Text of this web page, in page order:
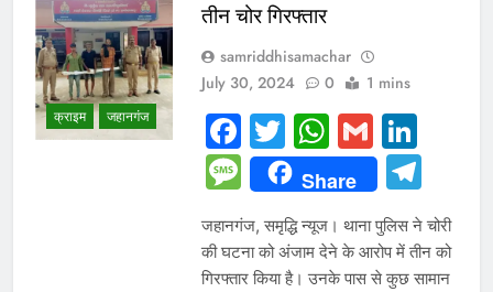
क्राइम जहानगंज
तीन चोर गिरफ्तार
samriddhisamachar
July 30, 2024
0 1 mins
Facebook
TwitterGmail
Message
Share
जहानगंज, समृद्धि न्यूज। थाना पुलिस ने चोरी
की घटना को अंजाम देने के आरोप में तीन को
गिरफ्तार किया है। उनके पास से कुछ सामान